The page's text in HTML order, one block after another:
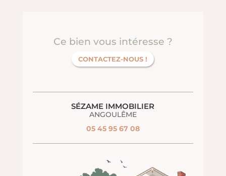
Ce bien vous intéresse ?
CONTACTEZ-NOUS !
SÉZAME IMMOBILIER
ANGOULÊME
05 45 95 67 08